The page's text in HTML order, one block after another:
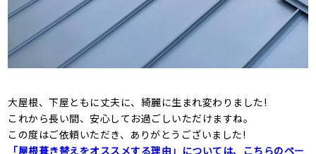
大屋根、下屋ともに丈夫に、綺麗に生まれ変わりました!
これから長い間、安心してお過ごしいただけますね。
この度はご依頼いただき、ありがとうございました!
「屋根葺き替えをオススメする理由」については、こちらのペー